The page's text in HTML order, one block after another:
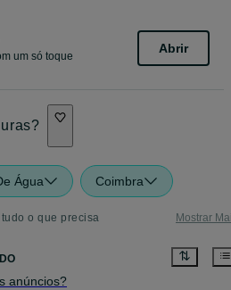
um só toque
Abrir
Água Coimbra
o que precisa Mostrar
anúncios?